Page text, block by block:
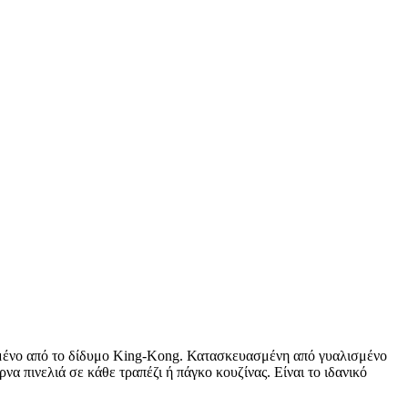
από το δίδυμο King-Kong. Κατασκευασμένη από γυαλισμένο
σε κάθε τραπέζι ή πάγκο κουζίνας. Είναι το ιδανικό